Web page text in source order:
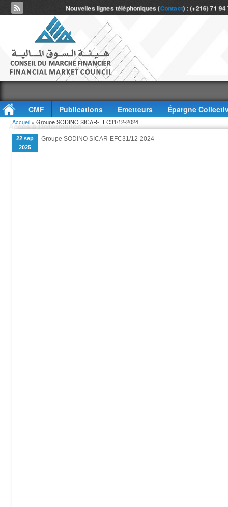
Nouvelles lignes téléphoniques (Contact) : (+216) 71
CMF Publications Emetteurs
Épargne
Accès à l'information
Vous êtes ici
Accueil » Groupe SODINO SICAR-EFC31/12-2024
22 sep
2025
Groupe SODINO SICAR-EFC31/12-2024